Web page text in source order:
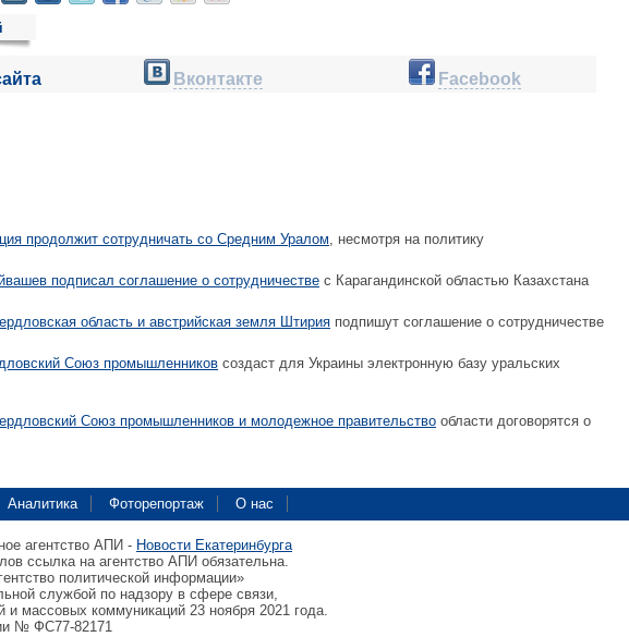
Вконтакте Facebook
продолжит сотрудничать со Средним Уралом, несмотря на политику
подписал соглашение о сотрудничестве с Карагандинской областью Казахстана
область и австрийская земля Штирия подпишут соглашение о сотрудничестве
Союз промышленников создаст для Украины электронную базу уральских
Союз промышленников и молодежное правительство области договорятся о
Аналитика Фоторепортаж О нас
агентство АПИ - Новости Екатеринбурга
ссылка на агентство АПИ обязательна.
политической информации»
службой по надзору в сфере связи,
и массовых коммуникаций 23 ноября 2021 года.
№ ФС77-82171